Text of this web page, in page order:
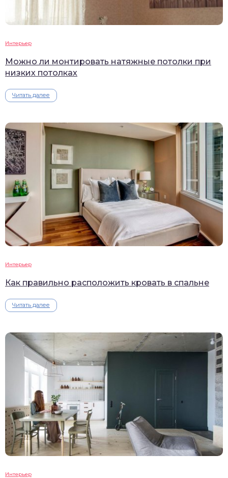
Интерьер
Можно ли монтировать натяжные потолки при
низких потолках
Читать далее
Интерьер
Как правильно расположить кровать в спальне
Читать далее
Интерьер